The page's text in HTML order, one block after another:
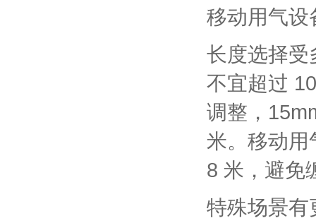
移动用气设
长度选择受
不宜超过
调整，
米。移动用
8 米，避免
特殊场景有